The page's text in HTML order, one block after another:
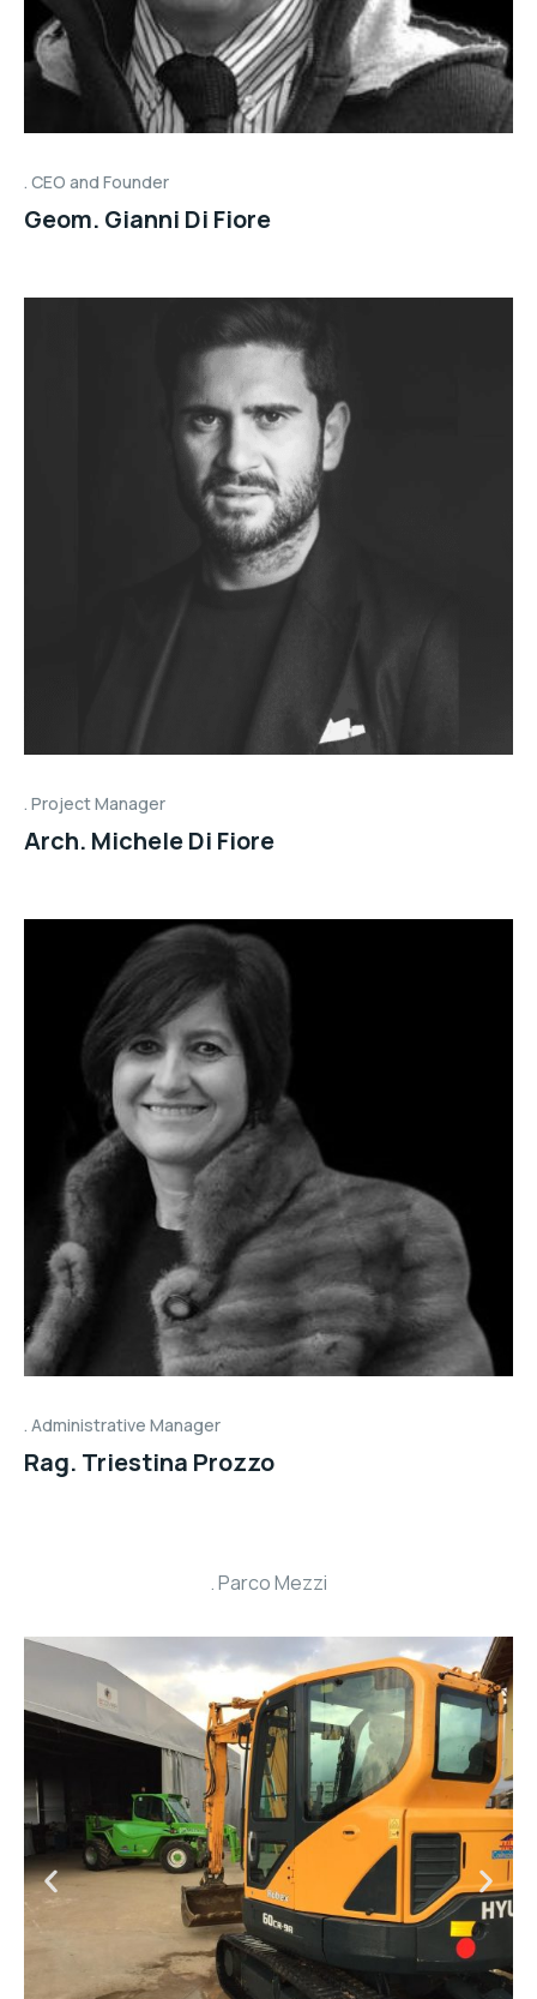
CEO and Founder
Geom. Gianni Di Fiore
Project Manager
Arch. Michele Di Fiore
Administrative Manager
Rag. Triestina Prozzo
Parco Mezzi